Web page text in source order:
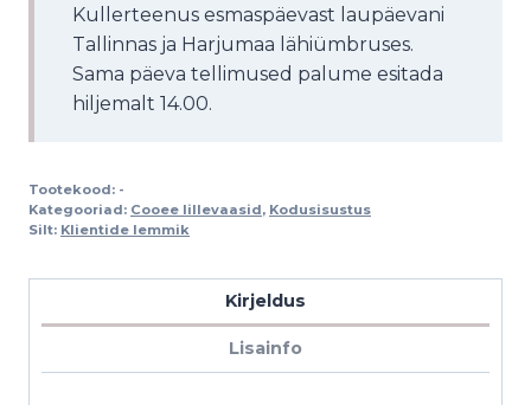
Kullerteenus esmaspäevast laupäevani
Tallinnas ja Harjumaa lähiümbruses.
Sama päeva tellimused palume esitada
hiljemalt 14.00.
Tootekood: -
Kategooriad: Cooee lillevaasid, Kodusisustus
Silt: Klientide lemmik
Kirjeldus
Lisainfo